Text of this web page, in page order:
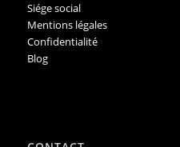
Siége social
Mentions légales
Confidentialité
Blog